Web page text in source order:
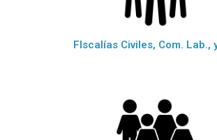
FIscalías Civiles, Com. Lab.,